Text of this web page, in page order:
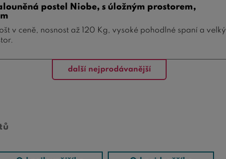
postel Niobe, s úložným prostorem,
v ceně, nosnost až 120 Kg, vysoké pohodlné spaní a velký
další nejprodávanější